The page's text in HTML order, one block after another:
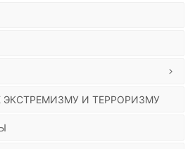
И ТЕРРОРИЗМУ